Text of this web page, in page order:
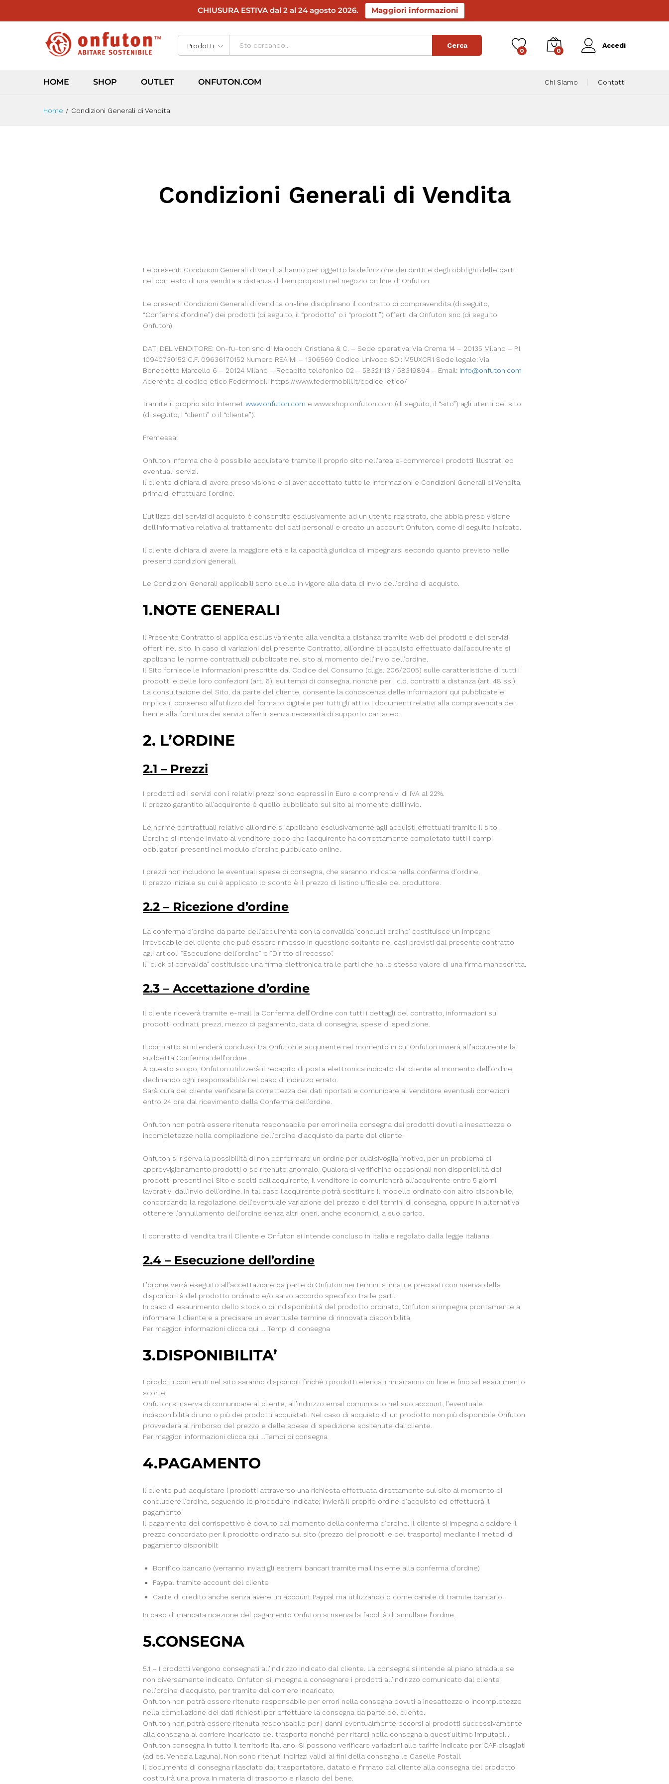
CHIUSURA ESTIVA dal 2 al 24 agosto 2026. Maggiori informazioni
Prodotti Cerca
0 0
Accedi
HOME SHOP OUTLET ONFUTON.COM Chi Siamo Contatti
Home / Condizioni Generali di Vendita
Condizioni Generali di Vendita
Le presenti Condizioni Generali di Vendita hanno per oggetto la definizione dei diritti e degli obblighi delle parti
nel contesto di una vendita a distanza di beni proposti nel negozio on line di Onfuton.
Le presenti Condizioni Generali di Vendita on-line disciplinano il contratto di compravendita (di seguito,
“Conferma d’ordine”) dei prodotti (di seguito, il “prodotto” o i “prodotti”) offerti da Onfuton snc (di seguito
Onfuton)
DATI DEL VENDITORE: On-fu-ton snc di Maiocchi Cristiana & C. – Sede operativa: Via Crema 14 – 20135 Milano – P.I.
10940730152 C.F. 09636170152 Numero REA MI – 1306569 Codice Univoco SDI: M5UXCR1 Sede legale: Via
Benedetto Marcello 6 – 20124 Milano – Recapito telefonico 02 – 58321113 / 58319894 – Email: info@onfuton.com
Aderente al codice etico Federmobili https://www.federmobili.it/codice-etico/
tramite il proprio sito Internet www.onfuton.com e www.shop.onfuton.com (di seguito, il “sito”) agli utenti del sito
(di seguito, i “clienti” o il “cliente”).
Premessa:
Onfuton informa che è possibile acquistare tramite il proprio sito nell’area e-commerce i prodotti illustrati ed
eventuali servizi.
Il cliente dichiara di avere preso visione e di aver accettato tutte le informazioni e Condizioni Generali di Vendita,
prima di effettuare l’ordine.
L’utilizzo dei servizi di acquisto è consentito esclusivamente ad un utente registrato, che abbia preso visione
dell’Informativa relativa al trattamento dei dati personali e creato un account Onfuton, come di seguito indicato.
Il cliente dichiara di avere la maggiore età e la capacità giuridica di impegnarsi secondo quanto previsto nelle
presenti condizioni generali.
Le Condizioni Generali applicabili sono quelle in vigore alla data di invio dell’ordine di acquisto.
1.NOTE GENERALI
Il Presente Contratto si applica esclusivamente alla vendita a distanza tramite web dei prodotti e dei servizi
offerti nel sito. In caso di variazioni del presente Contratto, all’ordine di acquisto effettuato dall’acquirente si
applicano le norme contrattuali pubblicate nel sito al momento dell’invio dell’ordine.
Il Sito fornisce le informazioni prescritte dal Codice del Consumo (d.lgs. 206/2005) sulle caratteristiche di tutti i
prodotti e delle loro confezioni (art. 6), sui tempi di consegna, nonché per i c.d. contratti a distanza (art. 48 ss.).
La consultazione del Sito, da parte del cliente, consente la conoscenza delle informazioni qui pubblicate e
implica il consenso all’utilizzo del formato digitale per tutti gli atti o i documenti relativi alla compravendita dei
beni e alla fornitura dei servizi offerti, senza necessità di supporto cartaceo.
2. L’ORDINE
2.1 – Prezzi
I prodotti ed i servizi con i relativi prezzi sono espressi in Euro e comprensivi di IVA al 22%.
Il prezzo garantito all’acquirente è quello pubblicato sul sito al momento dell’invio.
Le norme contrattuali relative all’ordine si applicano esclusivamente agli acquisti effettuati tramite il sito.
L’ordine si intende inviato al venditore dopo che l’acquirente ha correttamente completato tutti i campi
obbligatori presenti nel modulo d’ordine pubblicato online.
I prezzi non includono le eventuali spese di consegna, che saranno indicate nella conferma d’ordine.
Il prezzo iniziale su cui è applicato lo sconto è il prezzo di listino ufficiale del produttore.
2.2 – Ricezione d’ordine
La conferma d’ordine da parte dell’acquirente con la convalida ‘concludi ordine’ costituisce un impegno
irrevocabile del cliente che può essere rimesso in questione soltanto nei casi previsti dal presente contratto
agli articoli “Esecuzione dell’ordine” e “Diritto di recesso”.
Il “click di convalida” costituisce una firma elettronica tra le parti che ha lo stesso valore di una firma manoscritta.
2.3 – Accettazione d’ordine
Il cliente riceverà tramite e-mail la Conferma dell’Ordine con tutti i dettagli del contratto, informazioni sui
prodotti ordinati, prezzi, mezzo di pagamento, data di consegna, spese di spedizione.
Il contratto si intenderà concluso tra Onfuton e acquirente nel momento in cui Onfuton invierà all’acquirente la
suddetta Conferma dell’ordine.
A questo scopo, Onfuton utilizzerà il recapito di posta elettronica indicato dal cliente al momento dell’ordine,
declinando ogni responsabilità nel caso di indirizzo errato.
Sarà cura del cliente verificare la correttezza dei dati riportati e comunicare al venditore eventuali correzioni
entro 24 ore dal ricevimento della Conferma dell’ordine.
Onfuton non potrà essere ritenuta responsabile per errori nella consegna dei prodotti dovuti a inesattezze o
incompletezze nella compilazione dell’ordine d’acquisto da parte del cliente.
Onfuton si riserva la possibilità di non confermare un ordine per qualsivoglia motivo, per un problema di
approvvigionamento prodotti o se ritenuto anomalo. Qualora si verifichino occasionali non disponibilità dei
prodotti presenti nel Sito e scelti dall’acquirente, il venditore lo comunicherà all’acquirente entro 5 giorni
lavorativi dall’invio dell’ordine. In tal caso l’acquirente potrà sostituire il modello ordinato con altro disponibile,
concordando la regolazione dell’eventuale variazione del prezzo e dei termini di consegna, oppure in alternativa
ottenere l’annullamento dell’ordine senza altri oneri, anche economici, a suo carico.
Il contratto di vendita tra il Cliente e Onfuton si intende concluso in Italia e regolato dalla legge italiana.
2.4 – Esecuzione dell’ordine
L’ordine verrà eseguito all’accettazione da parte di Onfuton nei termini stimati e precisati con riserva della
disponibilità del prodotto ordinato e/o salvo accordo specifico tra le parti.
In caso di esaurimento dello stock o di indisponibilità del prodotto ordinato, Onfuton si impegna prontamente a
informare il cliente e a precisare un eventuale termine di rinnovata disponibilità.
Per maggiori informazioni clicca qui … Tempi di consegna
3.DISPONIBILITA’
I prodotti contenuti nel sito saranno disponibili finché i prodotti elencati rimarranno on line e fino ad esaurimento
scorte.
Onfuton si riserva di comunicare al cliente, all’indirizzo email comunicato nel suo account, l’eventuale
indisponibilità di uno o più dei prodotti acquistati. Nel caso di acquisto di un prodotto non più disponibile Onfuton
provvederà al rimborso del prezzo e delle spese di spedizione sostenute dal cliente.
Per maggiori informazioni clicca qui …Tempi di consegna
4.PAGAMENTO
Il cliente può acquistare i prodotti attraverso una richiesta effettuata direttamente sul sito al momento di
concludere l’ordine, seguendo le procedure indicate; invierà il proprio ordine d’acquisto ed effettuerà il
pagamento.
Il pagamento del corrispettivo è dovuto dal momento della conferma d’ordine. Il cliente si impegna a saldare il
prezzo concordato per il prodotto ordinato sul sito (prezzo dei prodotti e del trasporto) mediante i metodi di
pagamento disponibili:
Bonifico bancario (verranno inviati gli estremi bancari tramite mail insieme alla conferma d’ordine)
Paypal tramite account del cliente
Carte di credito anche senza avere un account Paypal ma utilizzandolo come canale di tramite bancario.
In caso di mancata ricezione del pagamento Onfuton si riserva la facoltà di annullare l’ordine.
5.CONSEGNA
5.1 – I prodotti vengono consegnati all’indirizzo indicato dal cliente. La consegna si intende al piano stradale se
non diversamente indicato. Onfuton si impegna a consegnare i prodotti all’indirizzo comunicato dal cliente
nell’ordine d’acquisto, per tramite del corriere incaricato.
Onfuton non potrà essere ritenuto responsabile per errori nella consegna dovuti a inesattezze o incompletezze
nella compilazione dei dati richiesti per effettuare la consegna da parte del cliente.
Onfuton non potrà essere ritenuta responsabile per i danni eventualmente occorsi ai prodotti successivamente
alla consegna al corriere incaricato del trasporto nonché per ritardi nella consegna a quest’ultimo imputabili.
Onfuton consegna in tutto il territorio italiano. Si possono verificare variazioni alle tariffe indicate per CAP disagiati
(ad es. Venezia Laguna). Non sono ritenuti indirizzi validi ai fini della consegna le Caselle Postali.
Il documento di consegna rilasciato dal trasportatore, datato e firmato dal cliente alla consegna del prodotto
costituirà una prova in materia di trasporto e rilascio del bene.